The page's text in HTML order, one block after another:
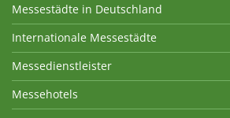
Messestädte in Deutschland
Internationale Messestädte
Messedienstleister
Messehotels